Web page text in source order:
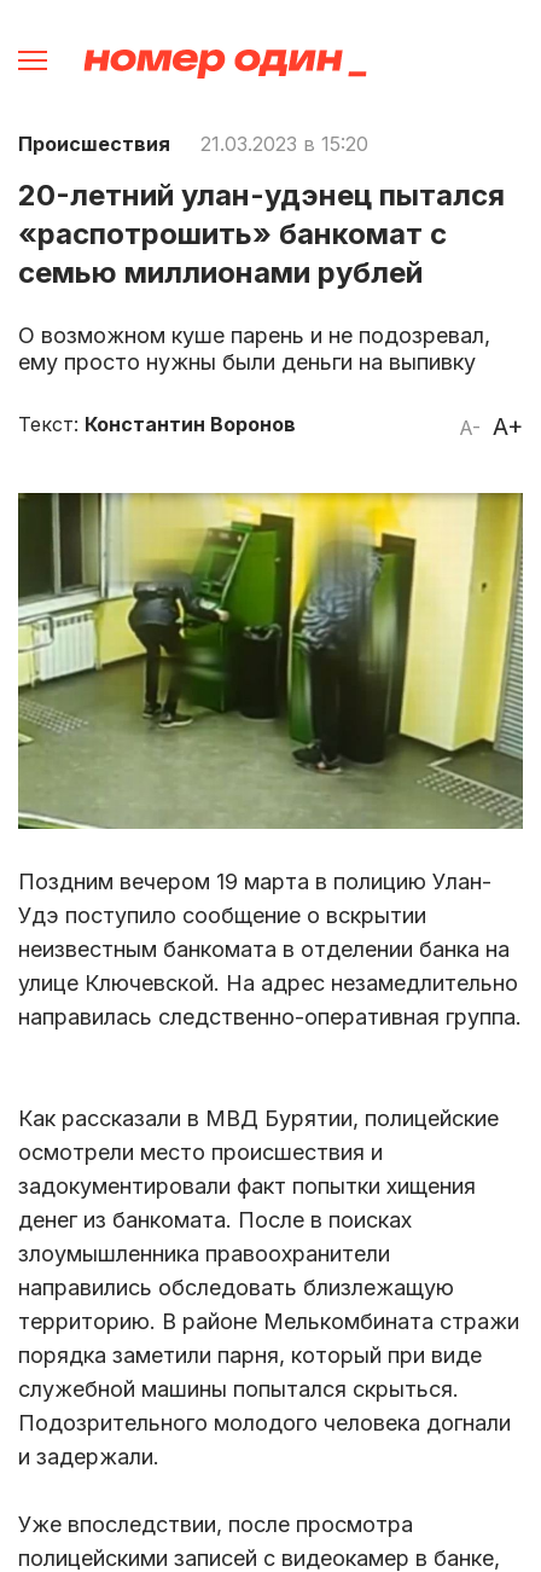
Происшествия 21.03.2023 в 15:20
20-летний улан-удэнец пытался
«распотрошить» банкомат с
семью миллионами рублей
О возможном куше парень и не подозревал,
ему просто нужны были деньги на выпивку
A- A+
Текст: Константин Воронов
Поздним вечером 19 марта в полицию Улан-
Удэ поступило сообщение о вскрытии
неизвестным банкомата в отделении банка на
улице Ключевской. На адрес незамедлительно
направилась следственно-оперативная группа.
Как рассказали в МВД Бурятии, полицейские
осмотрели место происшествия и
задокументировали факт попытки хищения
денег из банкомата. После в поисках
злоумышленника правоохранители
направились обследовать близлежащую
территорию. В районе Мелькомбината стражи
порядка заметили парня, который при виде
служебной машины попытался скрыться.
Подозрительного молодого человека догнали
и задержали.
Уже впоследствии, после просмотра
полицейскими записей с видеокамер в банке,